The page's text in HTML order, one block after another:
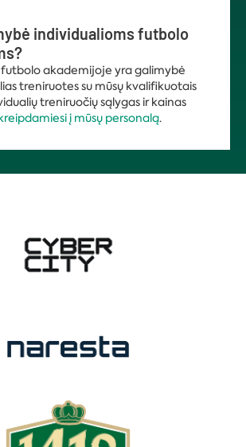
individualioms futbolo
futbolo akademijoje yra galimybė
treniruotes su mūsų kvalifikuotais
treniruočių sąlygas ir kainas
į mūsų personalą.